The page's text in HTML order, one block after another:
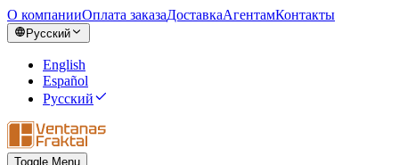
О компанииОплата заказаДоставкаАгентамКонтакты
Русский
English
Español
Русский
Toggle Menu